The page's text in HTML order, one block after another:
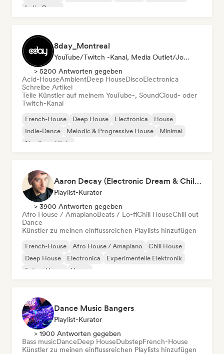
Indie-Dance
8day_Montreal
YouTube/Twitch -Kanal, Media Outlet/Journalist
> 5200 Antworten gegeben
Acid-HouseAmbientDeep HouseDiscoElectronica
Schreibe Artikel
Teile Künstler auf meinem YouTube-, SoundCloud- oder
Twitch-Kanal
French-House Deep House Electronica
House
Indie-Dance
Melodic & Progressive House
Minimal
Nu-disco / Italo
Aaron Decay (Electronic Dream & Chill Electronic Dream playlists)
Playlist-Kurator
> 3900 Antworten gegeben
Afro House / AmapianoBeats / Lo-fiChill HouseChill out
Dance
Künstler zu meinen einflussreichen Playlists hinzufügen
French-House Afro House / Amapiano
Chill House
Deep House
Electronica
Experimentelle Elektronik
Future House
House
Dance Music Bangers
Playlist-Kurator
> 1900 Antworten gegeben
Bass musicDanceDeep HouseDubstepFrench-House
Künstler zu meinen einflussreichen Playlists hinzufügen